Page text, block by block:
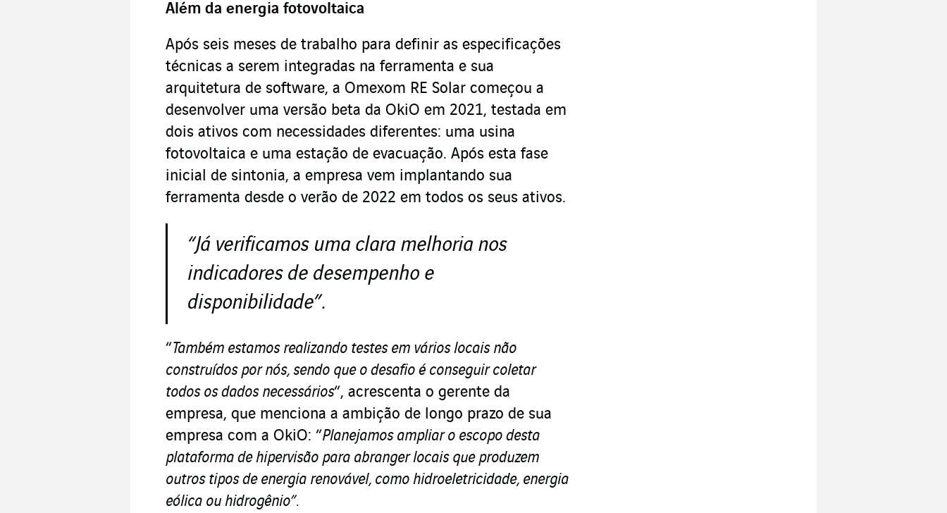
Além da energia fotovoltaica
Após seis meses de trabalho para definir as especificações
técnicas a serem integradas na ferramenta e sua
arquitetura de software, a Omexom RE Solar começou a
desenvolver uma versão beta da OkiO em 2021, testada em
dois ativos com necessidades diferentes: uma usina
fotovoltaica e uma estação de evacuação. Após esta fase
inicial de sintonia, a empresa vem implantando sua
ferramenta desde o verão de 2022 em todos os seus ativos.
“Já verificamos uma clara melhoria nos
indicadores de desempenho e
disponibilidade”.
“Também estamos realizando testes em vários locais não
construídos por nós, sendo que o desafio é conseguir coletar
todos os dados necessários“, acrescenta o gerente da
empresa, que menciona a ambição de longo prazo de sua
empresa com a OkiO: “Planejamos ampliar o escopo desta
plataforma de hipervisão para abranger locais que produzem
outros tipos de energia renovável, como hidroeletricidade, energia
eólica ou hidrogênio”.